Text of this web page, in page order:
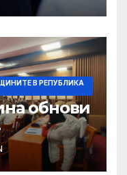
В РЕПУБЛИКА
обнови
Call